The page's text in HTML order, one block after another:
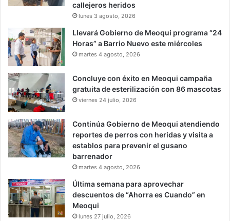
callejeros heridos
lunes 3 agosto, 2026
Llevará Gobierno de Meoqui programa “24
Horas” a Barrio Nuevo este miércoles
martes 4 agosto, 2026
Concluye con éxito en Meoqui campaña
gratuita de esterilización con 86 mascotas
viernes 24 julio, 2026
Continúa Gobierno de Meoqui atendiendo
reportes de perros con heridas y visita a
establos para prevenir el gusano
barrenador
martes 4 agosto, 2026
Última semana para aprovechar
descuentos de “Ahorra es Cuando” en
Meoqui
lunes 27 julio, 2026